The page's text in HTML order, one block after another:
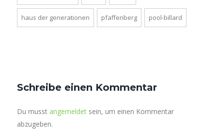
haus der generationen pfaffenberg pool-billard
Schreibe einen Kommentar
Du musst angemeldet sein, um einen Kommentar
abzugeben.